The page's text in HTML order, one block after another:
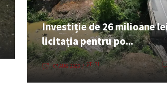
Investiție de 26 milioane
licitația pentru po...
07 AUG. 2026 ȘTIRI